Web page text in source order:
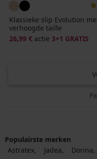
Klassieke slip Evolution
verhoogde taille
26,99 € actie 3+1 GRATIS
Populairste merken
Astratex
Jadea Dorina